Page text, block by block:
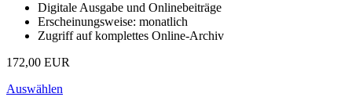
Digitale Ausgabe und Onlinebeiträge
Erscheinungsweise: monatlich
Zugriff auf komplettes Online-Archiv
172,00 EUR
Auswählen